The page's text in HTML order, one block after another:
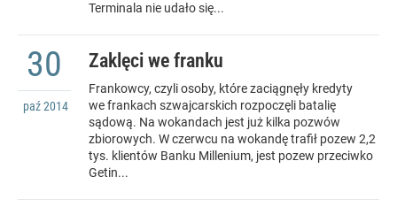
Terminala nie udało się...
Zaklęci we franku
30
paź2014
Frankowcy, czyli osoby, które zaciągnęły kredyty
we frankach szwajcarskich rozpoczęli batalię
sądową. Na wokandach jest już kilka pozwów
zbiorowych. W czerwcu na wokandę trafił pozew 2,2
tys. klientów Banku Millenium, jest pozew przeciwko
Getin...